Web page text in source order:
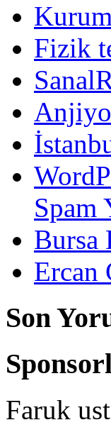
Fizik
Spam
Bursa
Ercan
Son
Faruk